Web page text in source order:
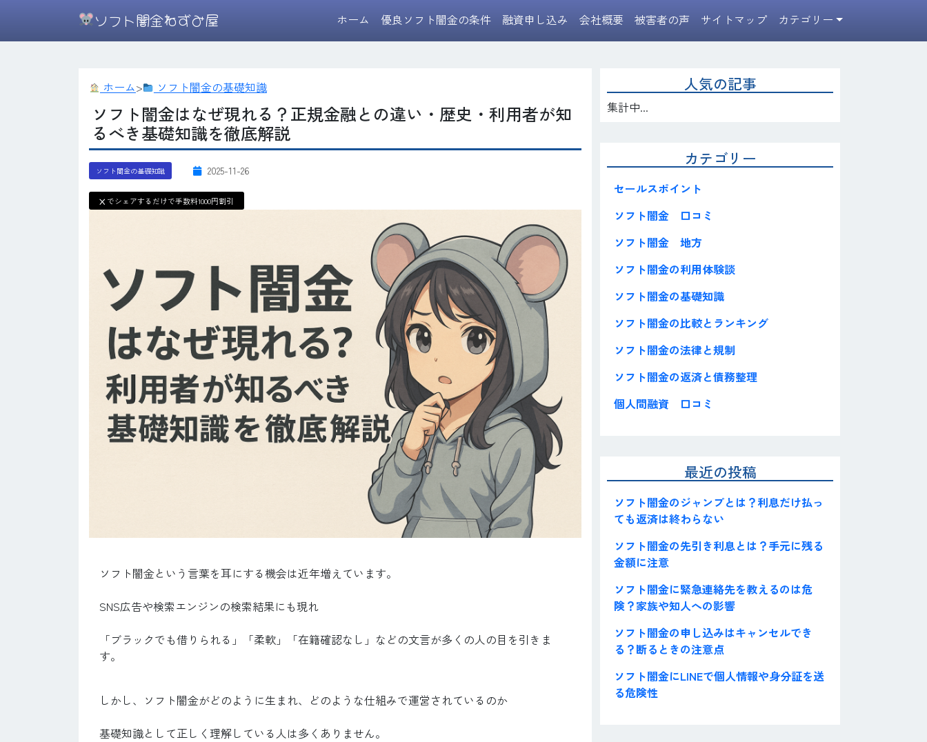
ソフト闇金ねずみ屋 ホーム 優良ソフト闇金の条件 融資申し込み 会社概要 被害者の声 サイトマップ カテゴリー
ホーム> ソフト闇金の基礎知識
ソフト闇金はなぜ現れる？正規金融との違い・歴史・利用者が知
るべき基礎知識を徹底解説
ソフト闇金の基礎知識 2025-11-26
X でシェアするだけで手数料1000円割引
ソフト闇金という言葉を耳にする機会は近年増えています。
SNS広告や検索エンジンの検索結果にも現れ
「ブラックでも借りられる」「柔軟」「在籍確認なし」などの文言が多くの人の目を引きま
す。
しかし、ソフト闇金がどのように生まれ、どのような仕組みで運営されているのか
基礎知識として正しく理解している人は多くありません。
人気の記事
集計中...
カテゴリー
セールスポイント
ソフト闇金 口コミ
ソフト闇金 地方
ソフト闇金の利用体験談
ソフト闇金の基礎知識
ソフト闇金の比較とランキング
ソフト闇金の法律と規制
ソフト闇金の返済と債務整理
個人間融資 口コミ
最近の投稿
ソフト闇金のジャンプとは？利息だけ払っ
ても返済は終わらない
ソフト闇金の先引き利息とは？手元に残る
金額に注意
ソフト闇金に緊急連絡先を教えるのは危
険？家族や知人への影響
ソフト闇金の申し込みはキャンセルでき
る？断るときの注意点
ソフト闇金にLINEで個人情報や身分証を送
る危険性